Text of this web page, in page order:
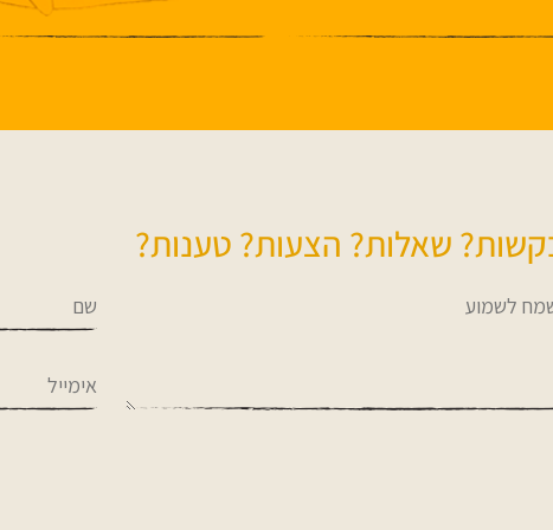
שאלות? הצעות? טענות?